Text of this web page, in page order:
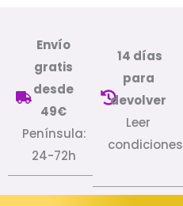
Envío
gratis
desde
49€
Península:
24-72h
14 días
para
devolver
Leer
condiciones